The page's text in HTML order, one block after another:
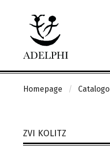
Homepage Catalogo
ZVI KOLITZ